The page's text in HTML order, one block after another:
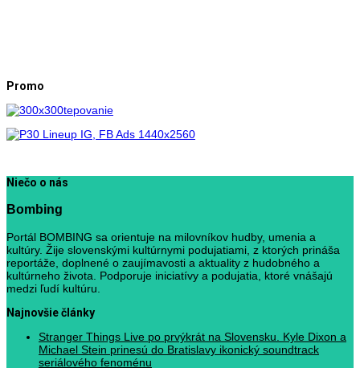
Promo
Niečo o nás
Bombing
Portál BOMBING sa orientuje na milovníkov hudby, umenia a
kultúry. Žije slovenskými kultúrnymi podujatiami, z ktorých prináša
reportáže, doplnené o zaujímavosti a aktuality z hudobného a
kultúrneho života. Podporuje iniciatívy a podujatia, ktoré vnášajú
medzi ľudí kultúru.
Najnovšie články
Stranger Things Live po prvýkrát na Slovensku. Kyle Dixon a
Michael Stein prinesú do Bratislavy ikonický soundtrack
seriálového fenoménu